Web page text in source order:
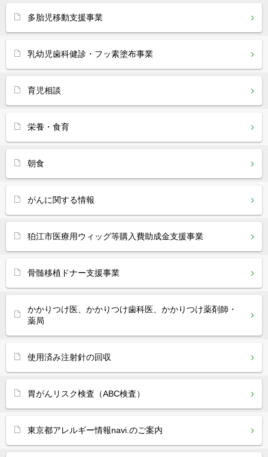
多胎児移動支援事業
乳幼児歯科健診・フッ素塗布事業
育児相談
栄養・食育
朝食
がんに関する情報
狛江市医療用ウィッグ等購入費助成金支援事業
骨髄移植ドナー支援事業
かかりつけ医、かかりつけ歯科医、かかりつけ薬剤師・
薬局
使用済み注射針の回収
胃がんリスク検査（ABC検査）
東京都アレルギー情報navi.のご案内